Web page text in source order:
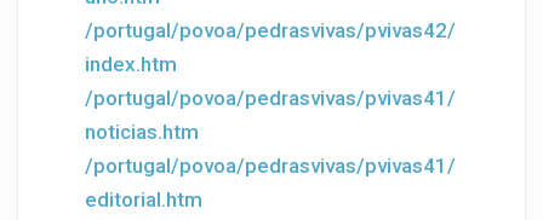
/portugal/povoa/pedrasvivas/pvivas42/
index.htm
/portugal/povoa/pedrasvivas/pvivas41/
noticias.htm
/portugal/povoa/pedrasvivas/pvivas41/
editorial.htm